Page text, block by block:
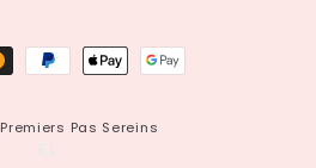
Premiers Pas Sereins
E.L